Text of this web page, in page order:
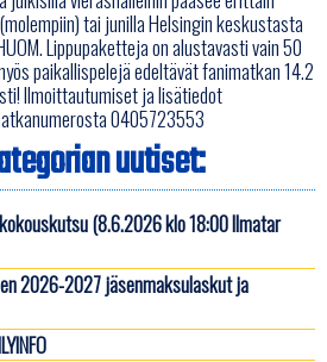
tai junilla Helsingin keskustasta
Lippupaketteja on alustavasti vain 50
paikallispelejä edeltävät fanimatkan 14.2
Ilmoittautumiset ja lisätiedot
0405723553
uutiset:
(8.6.2026 klo 18:00 Ilmatar
2026-2027 jäsenmaksulaskut ja